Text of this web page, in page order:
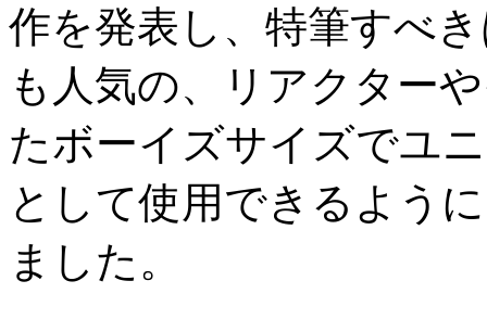
作を発表し、特筆すべ
も人気の、リアクター
たボーイズサイズでユ
として使用できるよう
ました。